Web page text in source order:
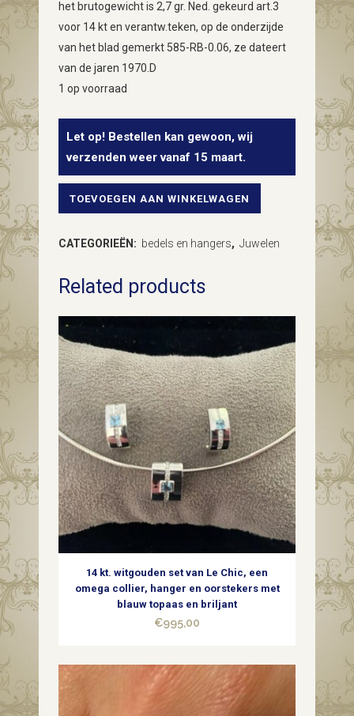
het brutogewicht is 2,7 gr. Ned. gekeurd art.3
voor 14 kt en verantw.teken, op de onderzijde
van het blad gemerkt 585-RB-0.06, ze dateert
van de jaren 1970.D
1 op voorraad
Let op! Bestellen kan gewoon, wij
verzenden weer vanaf 15 maart.
Grote
hanger
of
bedel
een
blad
met
diamant
van
0.06
ct.
quantity
TOEVOEGEN AAN WINKELWAGEN
CATEGORIEËN: bedels en hangers, Juwelen
Related products
14 kt. witgouden set van Le Chic, een
omega collier, hanger en oorstekers met
blauw topaas en briljant
€995,00